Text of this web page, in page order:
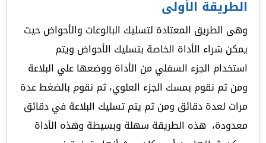
الطريقة الأولى
وهى الطريق المعتادة لتسليك البالوعات والأحواض حيث
يمكن شراء الأداة الخاصة بتسليك الأحواض ويتم
استخدام الجزء السفلي من الأداة ووضعها علي البلاعة
ومن ثم نقوم بمسك الجزء العلوي، ثم نقوم بالضغط عدة
مرات لعدة دقائق ومن ثم يتم تسليك البلاعة في دقائق
معدودة، هذه الطريقة سهلة وبسيطة وهذه الأداة